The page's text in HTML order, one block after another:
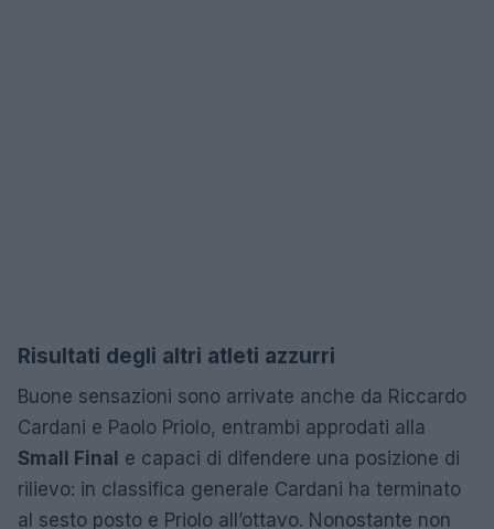
Risultati degli altri atleti azzurri
Buone sensazioni sono arrivate anche da Riccardo
Cardani e Paolo Priolo, entrambi approdati alla
Small Final e capaci di difendere una posizione di
rilievo: in classifica generale Cardani ha terminato
al sesto posto e Priolo all’ottavo. Nonostante non